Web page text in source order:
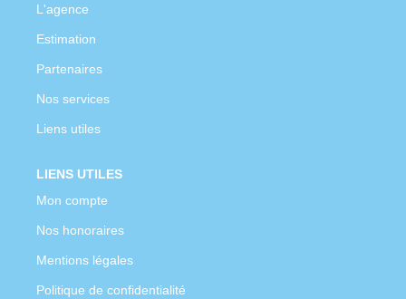
L'agence
Estimation
Partenaires
Nos services
Liens utiles
LIENS UTILES
Mon compte
Nos honoraires
Mentions légales
Politique de confidentialité